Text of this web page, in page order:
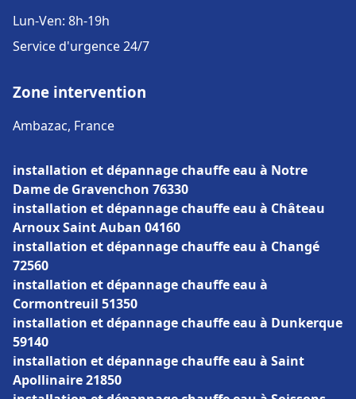
Lun-Ven: 8h-19h
Service d'urgence 24/7
Zone intervention
Ambazac, France
installation et dépannage chauffe eau à Notre
Dame de Gravenchon 76330
installation et dépannage chauffe eau à Château
Arnoux Saint Auban 04160
installation et dépannage chauffe eau à Changé
72560
installation et dépannage chauffe eau à
Cormontreuil 51350
installation et dépannage chauffe eau à Dunkerque
59140
installation et dépannage chauffe eau à Saint
Apollinaire 21850